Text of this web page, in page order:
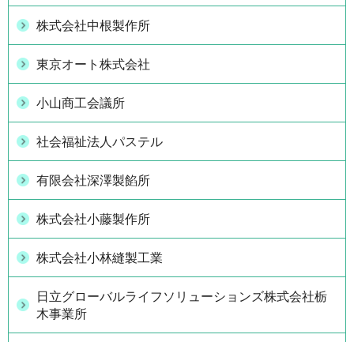
株式会社中根製作所
東京オート株式会社
小山商工会議所
社会福祉法人パステル
有限会社深澤製餡所
株式会社小藤製作所
株式会社小林縫製工業
日立グローバルライフソリューションズ株式会社栃
木事業所